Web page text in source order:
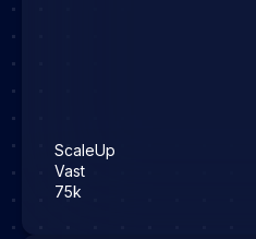
ScaleUp
Vast
75k